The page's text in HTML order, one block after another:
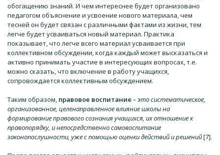
обогащению знаний. И чем интереснее будет организовано
педагогом объяснение и усвоение нового материала, чем
тесней он будет связан с различными фактами из жизни, тем
легче будет усваиваться новый материал. Практика
показывает, что легче всего материал усваивается при
коллективном обсуждении, когда каждый может высказаться и
активно принимать участие в интересующих вопросах, т.е.
можно сказать, что включение в работу учащихся,
сопровождается коллективным обсуждением.
Таким образом, правовое воспитание – это систематическое,
организованное, целенаправленное влияние школы на
формирование правового сознания учащихся, их отношение к
правопорядку, и непосредственно самовоспитание
законопослушности, уже с помощью оценки действий и решений[7].